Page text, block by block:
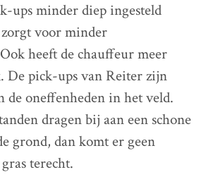
ups minder diep ingesteld
voor minder
heeft de chauffeur meer
De pick-ups van Reiter zijn
de oneffenheden in het veld.
dragen bij aan een schone
grond, dan komt er geen
terecht.